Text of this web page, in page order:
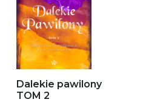
Dalekie pawilony
TOM 2